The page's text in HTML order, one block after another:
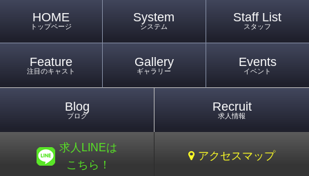
HOME
トップページ
System
システム
Staff List
スタッフ
Feature
注目のキャスト
Gallery
ギャラリー
Events
イベント
Blog
ブログ
Recruit
求人情報
求人LINEは
こちら！
アクセスマップ